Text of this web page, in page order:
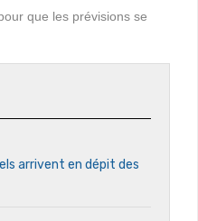
que les prévisions se
arrivent en dépit des